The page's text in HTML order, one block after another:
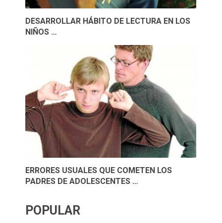
DESARROLLAR HÁBITO DE LECTURA EN LOS
NIÑOS …
ERRORES USUALES QUE COMETEN LOS
PADRES DE ADOLESCENTES …
POPULAR